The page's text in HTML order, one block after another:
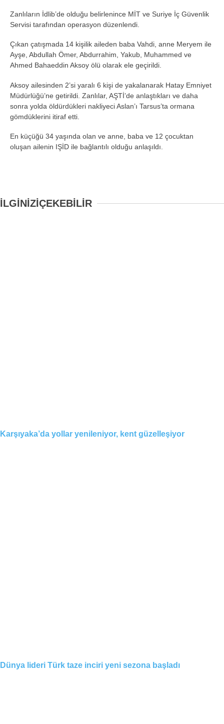
Zanlıların İdlib’de olduğu belirlenince MİT ve Suriye İç Güvenlik
Servisi tarafından operasyon düzenlendi.
Çıkan çatışmada 14 kişilik aileden baba Vahdi, anne Meryem ile
Ayşe, Abdullah Ömer, Abdurrahim, Yakub, Muhammed ve
Ahmed Bahaeddin Aksoy ölü olarak ele geçirildi.
Aksoy ailesinden 2’si yaralı 6 kişi de yakalanarak Hatay Emniyet
Müdürlüğü’ne getirildi. Zanlılar, AŞTİ’de anlaştıkları ve daha
sonra yolda öldürdükleri nakliyeci Aslan’ı Tarsus’ta ormana
gömdüklerini itiraf etti.
En küçüğü 34 yaşında olan ve anne, baba ve 12 çocuktan
oluşan ailenin IŞİD ile bağlantılı olduğu anlaşıldı.
İLGİNİZİÇEKEBİLİR
Karşıyaka’da yollar yenileniyor, kent güzelleşiyor
Dünya lideri Türk taze inciri yeni sezona başladı